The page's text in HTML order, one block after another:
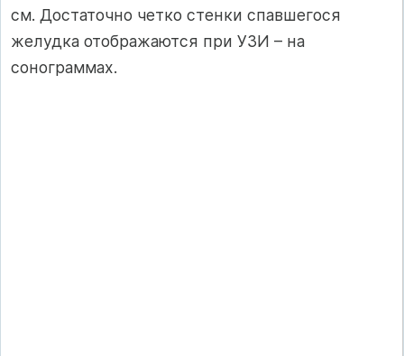
см. Достаточно четко стенки спавшегося
желудка отображаются при УЗИ – на
сонограммах.